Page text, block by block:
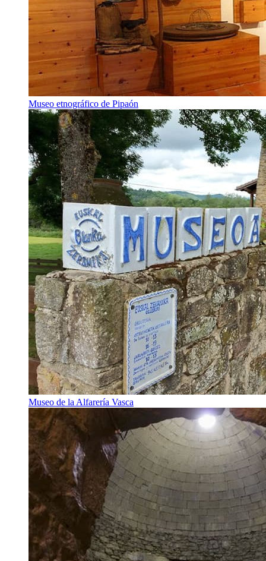
Museo etnográfico de Pipaón
Museo de la Alfarería Vasca